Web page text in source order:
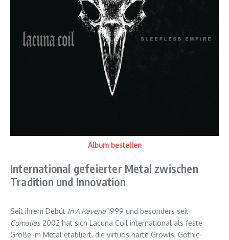
Album bestellen
International gefeierter Metal zwischen
Tradition und Innovation
Seit ihrem Debüt In A Reverie 1999 und besonders seit
Comalies 2002 hat sich Lacuna Coil international als feste
Größe im Metal etabliert, die virtuos harte Growls, Gothic-